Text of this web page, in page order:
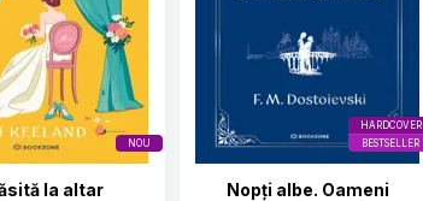
NOU
la altar
HARDCOVER
BESTSELLER
Nopți albe. Oameni